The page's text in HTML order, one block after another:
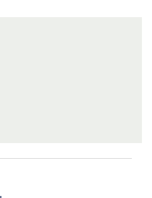
pelo candidato. Para